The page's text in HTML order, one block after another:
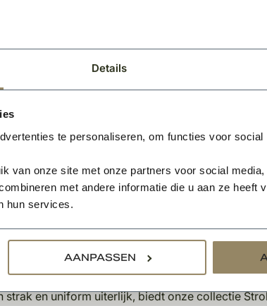
Details
te personaliseren, om functies voor
van onze site met onze partners voor social
met andere informatie die u aan ze heeft
hun services.
AANPASSEN
vloer?
De slijtvaste toplaag zorgt er
Alle PVC vloeren bij KempíQ hebben een
stofzuigen en dweilen. Daarnaast is het aan te
voor een vloer persoonlijk is en
aansluiten bij de kempische stijl, of u nu
klassiek en elegant patroon in uw woning.
touch die de kempische stijl accentueert.
strak en uniform uiterlijk, biedt onze collectie